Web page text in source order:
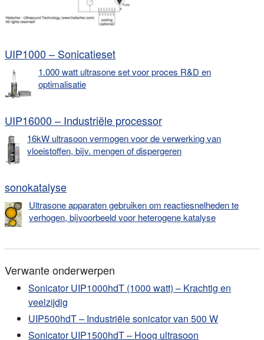
UIP1000 – Sonicatieset
1.000 watt ultrasone set voor proces R&D en
optimalisatie
UIP16000 – Industriële processor
16kW ultrasoon vermogen voor de verwerking van
vloeistoffen, bijv. mengen of dispergeren
sonokatalyse
Ultrasone apparaten gebruiken om reactiesnelheden te
verhogen, bijvoorbeeld voor heterogene katalyse
Verwante onderwerpen
Sonicator UIP1000hdT (1000 watt) – Krachtig en
veelzijdig
UIP500hdT – Industriële sonicator van 500 W
Sonicator UIP1500hdT – Hoog ultrasoon